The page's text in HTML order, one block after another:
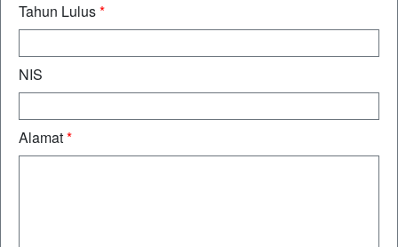
Tahun Lulus*
NIS
Alamat*